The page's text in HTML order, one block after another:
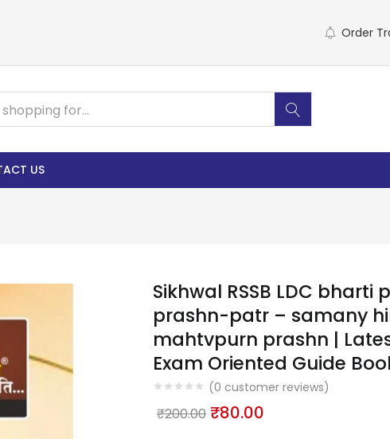
Order
US
Sikhwal RSSB LDC bharti
prashn-patr – samany
mahtvpurn prashn |
Exam Oriented Guide
(0 customer reviews)
₹200.00 ₹80.00